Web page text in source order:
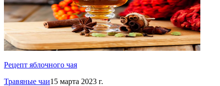
Рецепт яблочного чая
Травяные чаи15 марта 2023 г.